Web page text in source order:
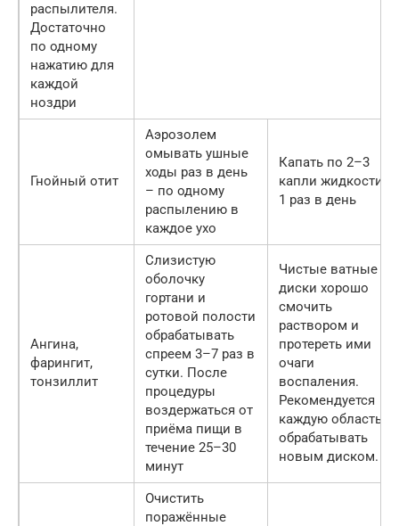
распылителя.
Достаточно
по одному
нажатию для
каждой
ноздри
Гнойный отит
Аэрозолем
омывать ушные
ходы раз в день
– по одному
распылению в
каждое ухо
Капать по 2–3
капли жидкости
1 раз в день
Ангина,
фарингит,
тонзиллит
Слизистую
оболочку
гортани и
ротовой полости
обрабатывать
спреем 3–7 раз в
сутки. После
процедуры
воздержаться от
приёма пищи в
течение 25–30
минут
Чистые ватные
диски хорошо
смочить
раствором и
протереть ими
очаги
воспаления.
Рекомендуется
каждую область
обрабатывать
новым диском.
Очистить
поражённые